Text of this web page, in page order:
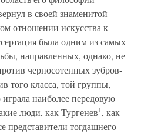
в своей знаменитой
отношении искусства к
была одним из самых
направленных, однако, не
черносотенных зубров-
того класса, той группы,
наиболее передовую
люди, как Тургенев1, как
представители тогдашнего